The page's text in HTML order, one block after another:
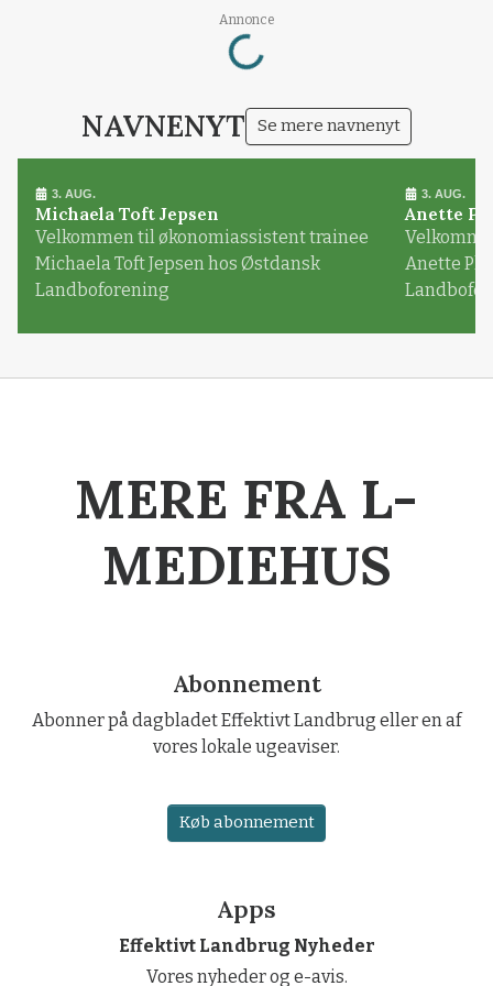
Annonce
Loading...
NAVNENYT Se mere navnenyt
3. AUG.
Michaela Toft Jepsen
Velkommen til økonomiassistent trainee
Michaela Toft Jepsen hos Østdansk
Landboforening
3. AUG.
Anette
Anette
MERE FRA L-
MEDIEHUS
Abonnement
Abonner på dagbladet Effektivt Landbrug eller en af
vores lokale ugeaviser.
Køb abonnement
Apps
Effektivt Landbrug Nyheder
Vores nyheder og e-avis.